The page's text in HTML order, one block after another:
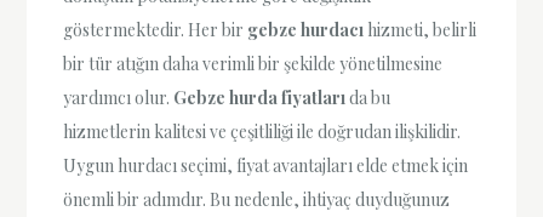
göstermektedir. Her bir gebze hurdacı hizmeti, belirli
bir tür atığın daha verimli bir şekilde yönetilmesine
yardımcı olur. Gebze hurda fiyatları da bu
hizmetlerin kalitesi ve çeşitliliği ile doğrudan ilişkilidir.
Uygun hurdacı seçimi, fiyat avantajları elde etmek için
önemli bir adımdır. Bu nedenle, ihtiyaç duyduğunuz